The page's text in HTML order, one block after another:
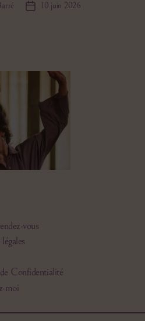
Date10 juin 2026
vous
Confidentialité
moi